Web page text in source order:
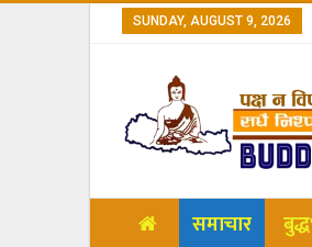
SUNDAY, AUGUST 9, 2026
समाचार